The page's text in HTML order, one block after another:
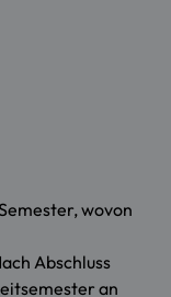
wovon
Abschluss
an